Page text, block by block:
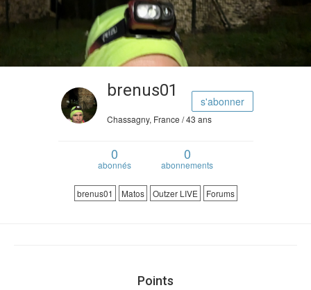
brenus01
s'abonner
Chassagny, France / 43 ans
0
abonnés
0
abonnements
brenus01 Matos Outzer LIVE Forums
Points